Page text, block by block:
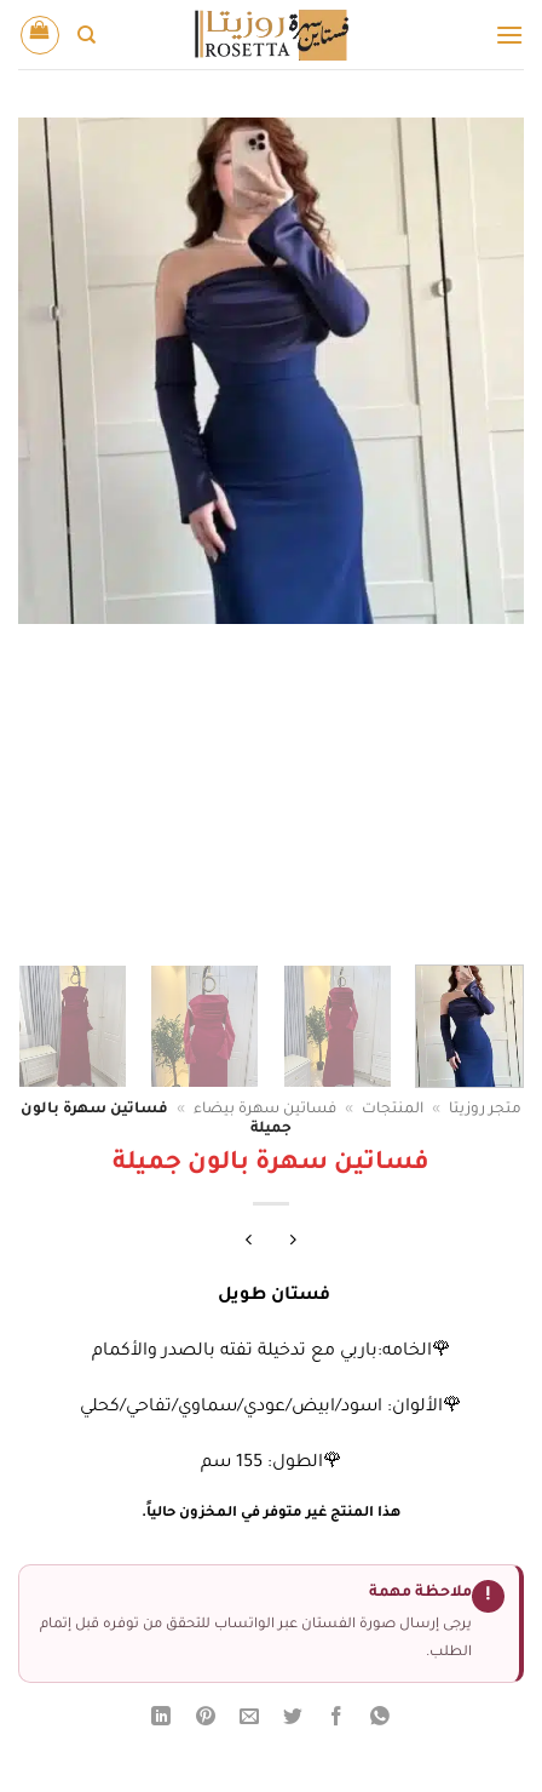
للمحتوى
متجر روزيتا » المنتجات » فساتين سهرة بيضاء »
فساتين سهرة بالون
جميلة
فساتين سهرة بالون جميلة
فستان طويل
🌹الخامه:باربي مع تدخيلة تفته بالصدر والأكمام
🌹الألوان: اسود/ابيض/عودي/سماوي/تفاحي/كحلي
🌹الطول: 155 سم
هذا المنتج غير متوفر في المخزون حالياً.
! ملاحظة مهمة
يرجى إرسال صورة الفستان عبر الواتساب للتحقق من توفره قبل إتمام
الطلب.